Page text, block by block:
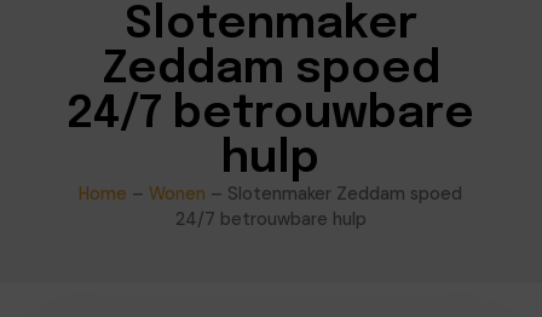
Slotenmaker
Zeddam spoed
24/7 betrouwbare
hulp
Home –Wonen – Slotenmaker Zeddam spoed
24/7 betrouwbare hulp